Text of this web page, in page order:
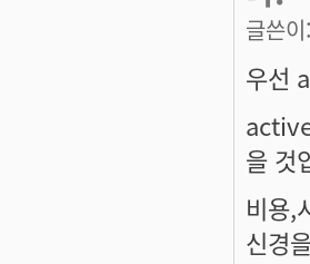
글쓴이:
우선
을 것
비용,
신경